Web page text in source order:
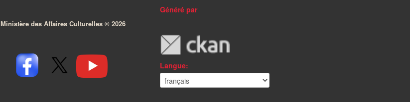
Ministère des Affaires Culturelles © 2026
Généré par
Langue